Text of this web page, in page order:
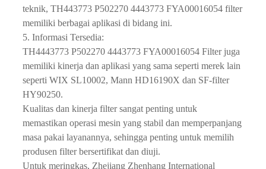
teknik, TH443773 P502270 4443773 FYA00016054 filter
memiliki berbagai aplikasi di bidang ini.
5. Informasi Tersedia:
TH4443773 P502270 4443773 FYA00016054 Filter juga
memiliki kinerja dan aplikasi yang sama seperti merek lain
seperti WIX SL10002, Mann HD16190X dan SF-filter
HY90250.
Kualitas dan kinerja filter sangat penting untuk
memastikan operasi mesin yang stabil dan memperpanjang
masa pakai layanannya, sehingga penting untuk memilih
produsen filter bersertifikat dan diuji.
Untuk meringkas, Zhejiang Zhenhang International